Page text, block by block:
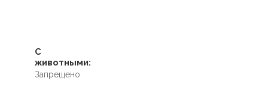
С
животными:
Запрещено